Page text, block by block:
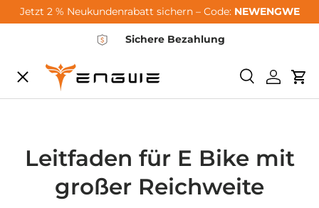
Zum Inhalt springen
Jetzt 2 % Neukundenrabatt sichern – Code: NEWENGWE
Sichere Bezahlung
Suchen
Speisekarte
City-Sale
E-Bikes
Zubehör
Leitfaden für E Bike mit
großer Reichweite